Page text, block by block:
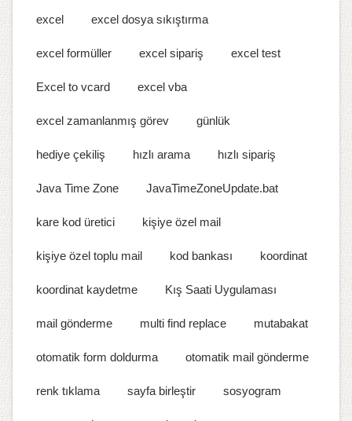
excel excel dosya sıkıştırma
excel formüller excel sipariş excel test
Excel to vcard excel vba
excel zamanlanmış görev günlük
hediye çekiliş hızlı arama hızlı sipariş
Java Time Zone JavaTimeZoneUpdate.bat
kare kod üretici kişiye özel mail
kişiye özel toplu mail kod bankası koordinat
koordinat kaydetme Kış Saati Uygulaması
mail gönderme multi find replace mutabakat
otomatik form doldurma otomatik mail gönderme
renk tıklama sayfa birleştir sosyogram